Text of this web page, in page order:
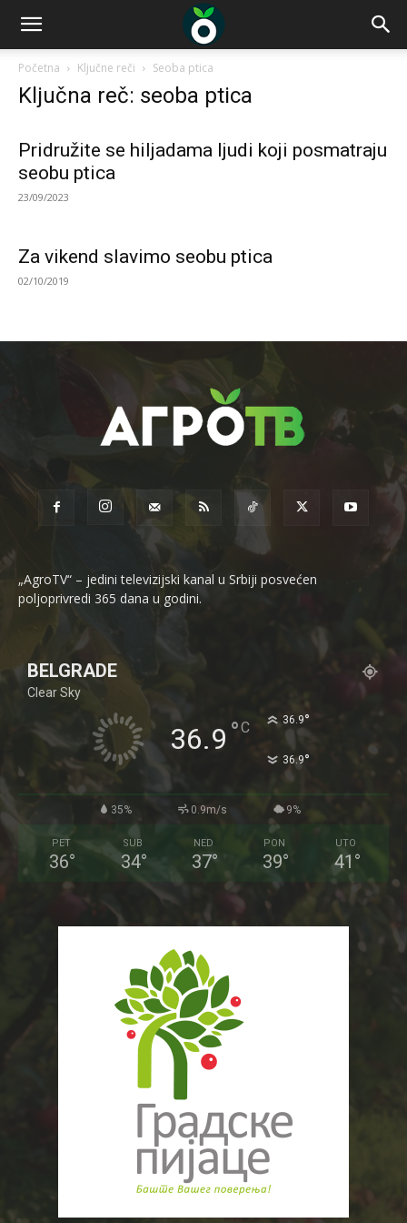
Početna Ključne reči Seoba ptica
Ključna reč: seoba ptica
Pridružite se hiljadama ljudi koji posmatraju
seobu ptica
23/09/2023
Za vikend slavimo seobu ptica
02/10/2019
„AgroTV“ – jedini televizijski kanal u Srbiji posvećen
poljoprivredi 365 dana u godini.
BELGRADE
Clear Sky
36.9 °C 36.9°
36.9°
35% 0.9m/s 9%
PET
36°
SUB
34°
NED
37°
PON
39°
UTO
41 °